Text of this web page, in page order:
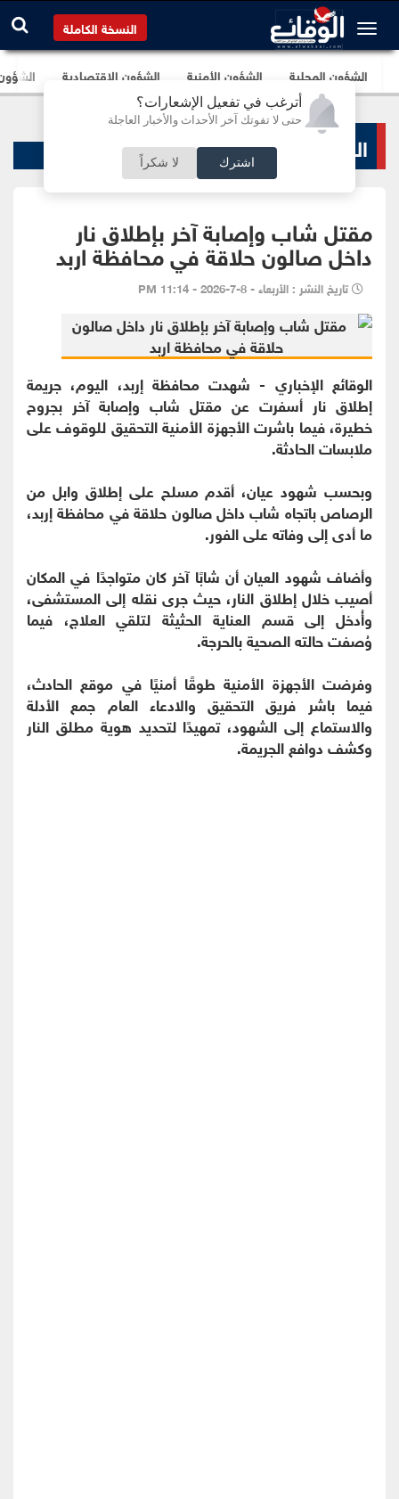
أترغب في تفعيل الإشعارات؟
حتى لا تفوتك آخر الأحداث والأخبار العاجلة
اشترك لا شكراً
النسخة الكاملة
الشؤون المحلية الشؤون الأمنية الشؤون الإقتصادية
الشؤون الأمنية
مقتل شاب وإصابة آخر بإطلاق نار
داخل صالون حلاقة في محافظة اربد
تاريخ النشر : الأربعاء - 8-7-2026 - 11:14 PM
الوقائع الإخباري - شهدت محافظة إربد، اليوم، جريمة
إطلاق نار أسفرت عن مقتل شاب وإصابة آخر بجروح
خطيرة، فيما باشرت الأجهزة الأمنية التحقيق للوقوف على
ملابسات الحادثة.
وبحسب شهود عيان، أقدم مسلح على إطلاق وابل من
الرصاص باتجاه شاب داخل صالون حلاقة في محافظة إربد،
ما أدى إلى وفاته على الفور.
وأضاف شهود العيان أن شابًا آخر كان متواجدًا في المكان
أصيب خلال إطلاق النار، حيث جرى نقله إلى المستشفى،
وأُدخل إلى قسم العناية الحثيثة لتلقي العلاج، فيما
وُصفت حالته الصحية بالحرجة.
وفرضت الأجهزة الأمنية طوقًا أمنيًا في موقع الحادث،
فيما باشر فريق التحقيق والادعاء العام جمع الأدلة
والاستماع إلى الشهود، تمهيدًا لتحديد هوية مطلق النار
وكشف دوافع الجريمة.